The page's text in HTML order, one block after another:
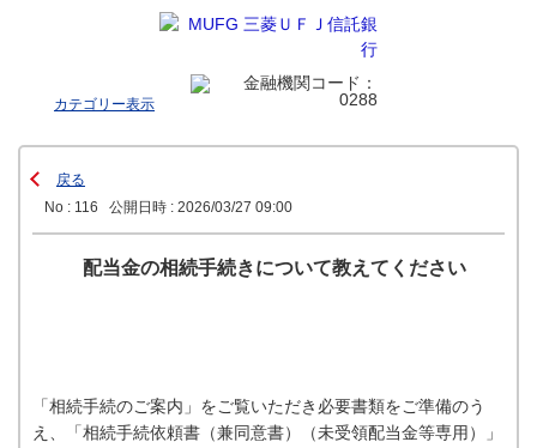
カテゴリー表示
戻る
No : 116
公開日時 : 2026/03/27 09:00
配当金の相続手続きについて教えてください
「相続手続のご案内」をご覧いただき必要書類をご準備のう
え、「相続手続依頼書（兼同意書）（未受領配当金等専用）」